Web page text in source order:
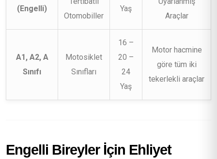
(Engelli)
Otomobiller
Yaş
Araçlar
A1, A2, A
Sınıfı
Motosiklet
Sınıfları
16 –
20 –
24
Yaş
Motor hacmine
göre tüm iki
tekerlekli araçlar
Engelli Bireyler İçin Ehliyet